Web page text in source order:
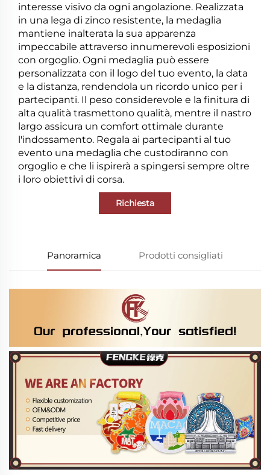
interesse visivo da ogni angolazione. Realizzata
in una lega di zinco resistente, la medaglia
mantiene inalterata la sua apparenza
impeccabile attraverso innumerevoli esposizioni
con orgoglio. Ogni medaglia può essere
personalizzata con il logo del tuo evento, la data
e la distanza, rendendola un ricordo unico per i
partecipanti. Il peso considerevole e la finitura di
alta qualità trasmettono qualità, mentre il nastro
largo assicura un comfort ottimale durante
l'indossamento. Regala ai partecipanti al tuo
evento una medaglia che custodiranno con
orgoglio e che li ispirerà a spingersi sempre oltre
i loro obiettivi di corsa.
Richiesta
Panoramica Prodotti consigliati